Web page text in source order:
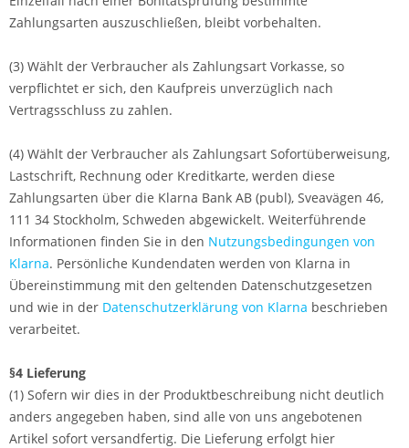
Zahlungsarten auszuschließen, bleibt vorbehalten.
(3) Wählt der Verbraucher als Zahlungsart Vorkasse, so
verpflichtet er sich, den Kaufpreis unverzüglich nach
Vertragsschluss zu zahlen.
(4) Wählt der Verbraucher als Zahlungsart Sofortüberweisung,
Lastschrift, Rechnung oder Kreditkarte, werden diese
Zahlungsarten über die Klarna Bank AB (publ), Sveavägen 46,
111 34 Stockholm, Schweden abgewickelt. Weiterführende
Informationen finden Sie in den Nutzungsbedingungen von
Klarna. Persönliche Kundendaten werden von Klarna in
Übereinstimmung mit den geltenden Datenschutzgesetzen
und wie in der Datenschutzerklärung von Klarna beschrieben
verarbeitet.
§4 Lieferung
(1) Sofern wir dies in der Produktbeschreibung nicht deutlich
anders angegeben haben, sind alle von uns angebotenen
Artikel sofort versandfertig. Die Lieferung erfolgt hier